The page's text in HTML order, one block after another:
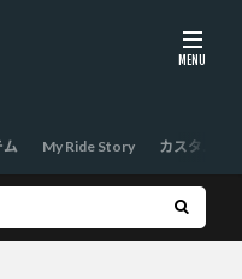
ム My Ride Story カスタム